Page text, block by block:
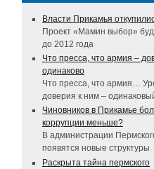
Власти Прикамья
Проект «Мамин выбор»
до 2012 года
Что пресса, что армия –
одинаково
Что пресса, что армия…
доверия к ним –
Чиновников в Прикамье
коррупции меньше?
В администрации
появятся новые структуры
Раскрыта тайна пермского